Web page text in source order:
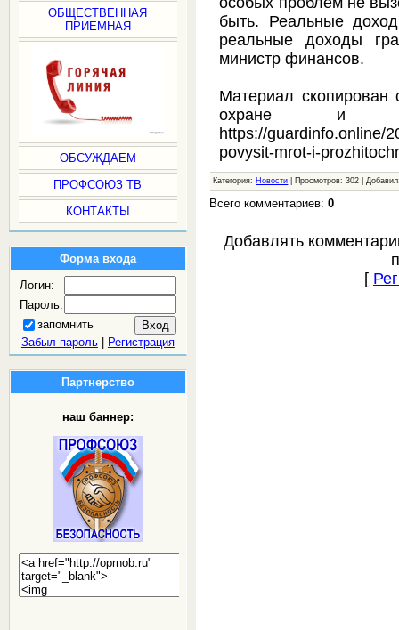
ОБЩЕСТВЕННАЯ
ПРИЕМНАЯ
ОБСУЖДАЕМ
ПРОФСОЮЗ ТВ
КОНТАКТЫ
Форма входа
Логин:
Пароль:
запомнить
Забыл пароль| Регистрация
Партнерство
наш баннер:
быть. Реальные
реальные доходы
министр финансов.
Материал скопирован
охране и
https://guardinfo.online/
povysit-mrot-i-
Категория: Новости | Просмотров: 302 |
Всего комментариев:0
Добавлять
[